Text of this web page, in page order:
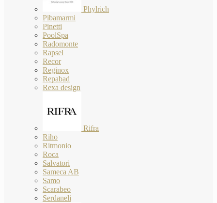
Phylrich
Pibamarmi
Pinetti
PoolSpa
Radomonte
Rapsel
Recor
Reginox
Repabad
Rexa design
Rifra
Riho
Ritmonio
Roca
Salvatori
Sameca AB
Samo
Scarabeo
Serdaneli